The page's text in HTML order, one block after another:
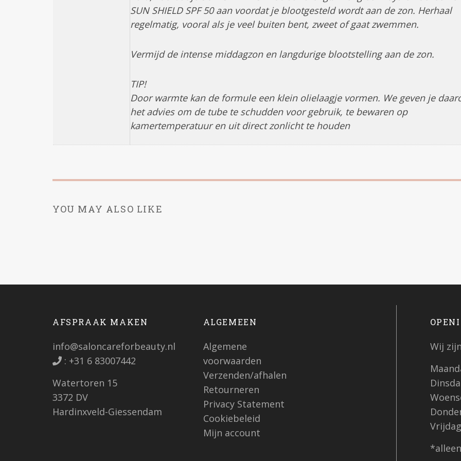
SUN SHIELD SPF 50 aan voordat je blootgesteld wordt aan de zon. Herhaal
regelmatig, vooral als je veel buiten bent, zweet of gaat zwemmen.
Vermijd de intense middagzon en langdurige blootstelling aan de zon.
TIP!
Door warmte kan de formule een klein olielaagje vormen. We geven je
het advies om de tube te schudden voor gebruik, te bewaren op
kamertemperatuur en uit direct zonlicht te houden
YOU MAY ALSO LIKE
AFSPRAAK MAKEN
info@saloncareforbeauty.nl
: +31 6 83007442
Watertoren 15
3372 DV
Hardinxveld-Giessendam
ALGEMEEN
Algemene
voorwaarden
Verzenden/afhalen
Retourneren
Privacy Statement
Cookiebeleid
Mijn account
Wij